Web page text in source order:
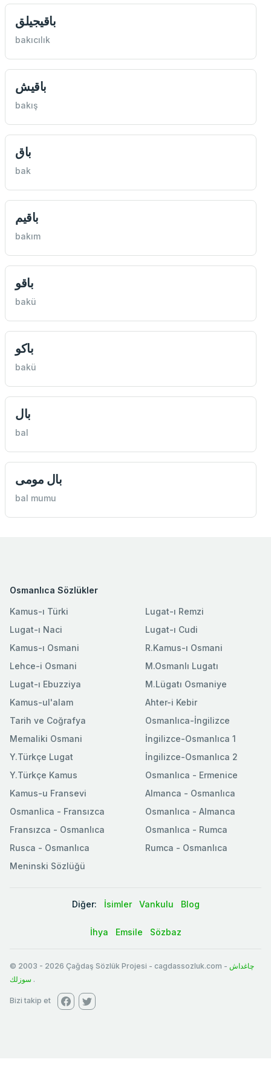
باقيجيلق
bakıcılık
باقيش
bakış
باق
bak
باقيم
bakım
باقو
bakü
باكو
bakü
بال
bal
بال مومی
bal mumu
Osmanlıca Sözlükler
Kamus-ı Türki
Lugat-ı Naci
Kamus-ı Osmani
Lehce-i Osmani
Lugat-ı Ebuzziya
Lugat-ı Remzi
Lugat-ı Cudi
R.Kamus-ı Osmani
M.Osmanlı Lugatı
M.Lügatı Osmaniye
Kamus-ul'alam
Tarih ve Coğrafya
Memaliki Osmani
Y.Türkçe Lugat
Y.Türkçe Kamus
Ahter-i Kebir
Osmanlıca-İngilizce
İngilizce-Osmanlıca 1
İngilizce-Osmanlıca 2
Osmanlıca - Ermenice
Kamus-u Fransevi
Osmanlica - Fransızca
Fransızca - Osmanlıca
Rusca - Osmanlıca
Meninski Sözlüğü
Almanca - Osmanlıca
Osmanlıca - Almanca
Osmanlıca - Rumca
Rumca - Osmanlıca
Diğer: İsimler Vankulu Blog
İhya Emsile Sözbaz
© 2003 - 2026 Çağdaş Sözlük Projesi - cagdassozluk.com - چاغداش
سوزلك .
Bizi takip et